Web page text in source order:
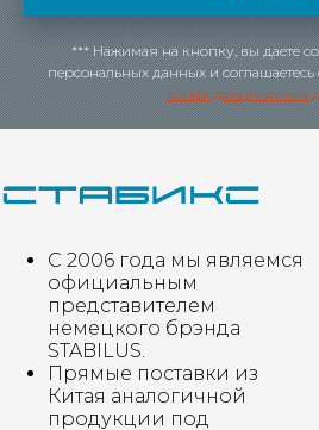
*** Нажимая на кнопку, вы даете
персональных данных и соглашаетесь
конфиденциальных
С 2006 года мы являемся
официальным
представителем
немецкого брэнда
STABILUS.
Прямые поставки из
Китая аналогичной
продукции под